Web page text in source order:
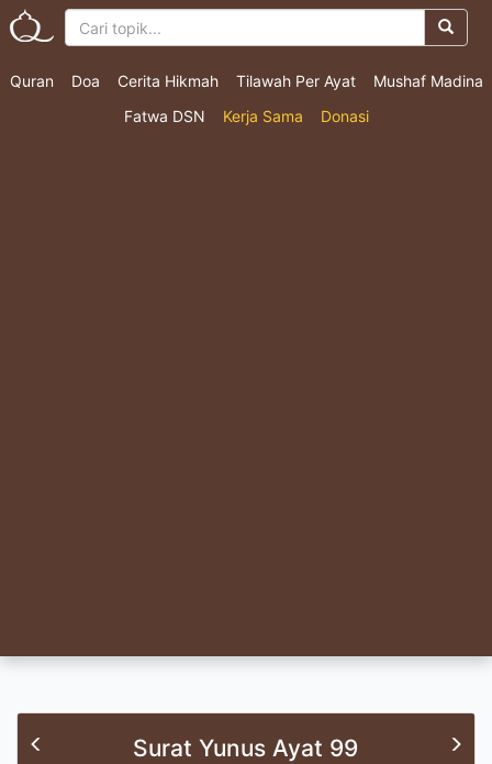
Quran Doa Cerita Hikmah Tilawah Per Ayat
Mushaf Madina
Fatwa DSN
Kerja Sama Donasi
Surat Yunus Ayat 99